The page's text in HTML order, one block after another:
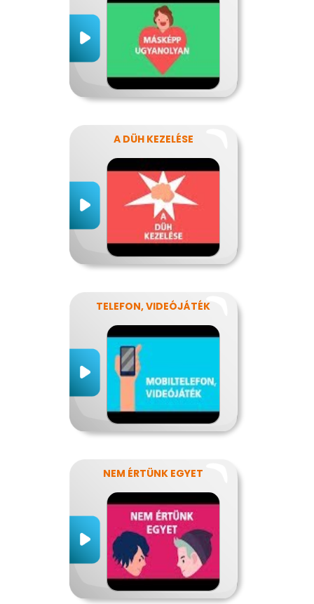
A DÜH KEZELÉSE
TELEFON, VIDEÓJÁTÉK
NEM ÉRTÜNK EGYET